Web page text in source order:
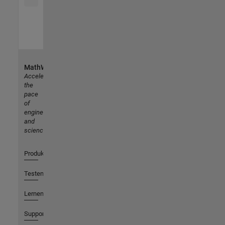
MathWorks
Accelerating
the
pace
of
engineering
and
science
Produkte
Testen oder Kaufen
Lernen
Support